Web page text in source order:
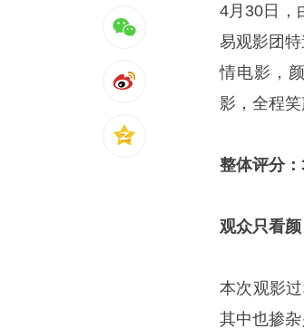
4月30日，
易观影团
情电影，
影，全程笑
整体评分
观众只看
本次观影
其中也掺